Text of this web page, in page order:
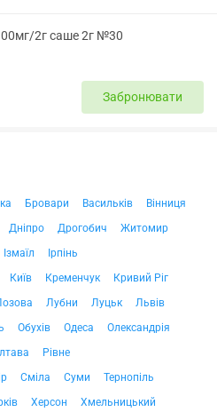
2г саше 2г №30
Забронювати
Бровари Васильків
Вінниця
Дніпро Дрогобич
Житомир
Ізмаїл
Ірпінь
Київ Кременчук
Кривий Ріг
Лубни Луцьк
Львів
Обухів Одеса
Олександрія
Рівне
Сміла Суми
Тернопіль
Херсон
Хмельницький